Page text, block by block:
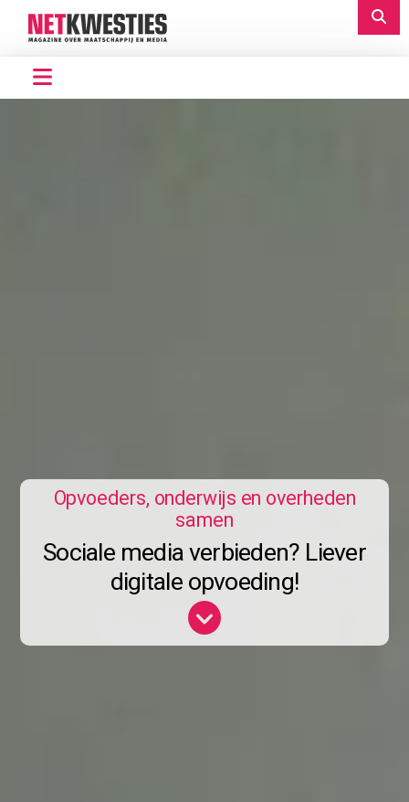
Opvoeders, onderwijs en overheden
samen
Sociale media verbieden? Liever
digitale opvoeding!